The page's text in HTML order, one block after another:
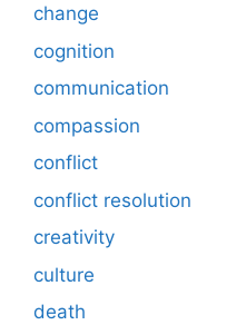
change
cognition
communication
compassion
conflict
conflict resolution
creativity
culture
death